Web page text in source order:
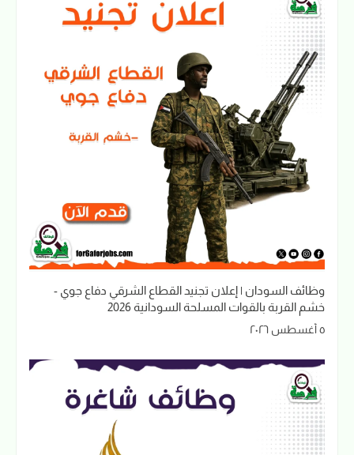
وظائف السودان | إعلان تجنيد القطاع الشرقي دفاع جوي -
خشم القربة بالقوات المسلحة السودانية 2026
٥ أغسطس ٢٠٢٦